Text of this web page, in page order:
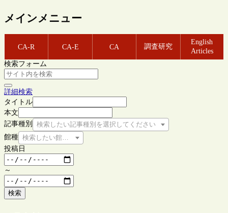
メインメニュー
CA-R CA-E CA 調査研究
English
Articles
検索フォーム
詳細検索
タイトル
本文
記事種別
検索したい記事種別を選択してください
館種 検索したい館種を選択してください
投稿日
～
検索